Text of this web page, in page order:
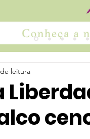
leitura